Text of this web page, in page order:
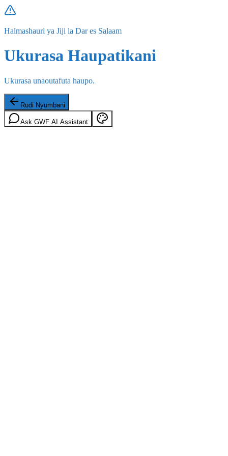
Halmashauri ya Jiji la Dar es Salaam
Ukurasa Haupatikani
Ukurasa unaoutafuta haupo.
Rudi Nyumbani
Ask GWF AI Assistant